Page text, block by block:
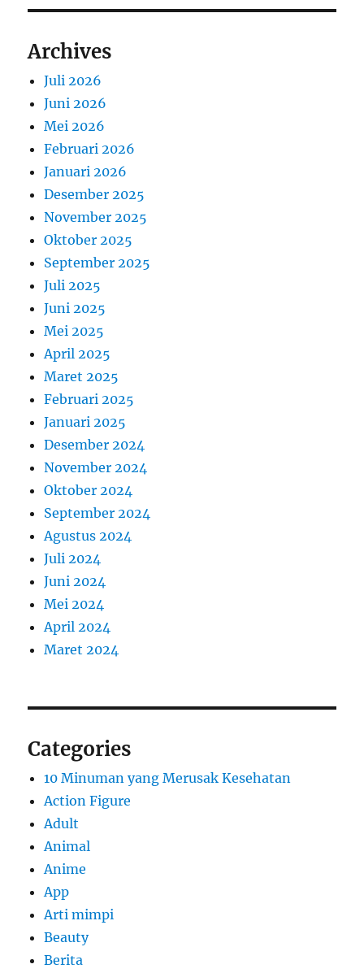
Archives
Juli 2026
Juni 2026
Mei 2026
Februari 2026
Januari 2026
Desember 2025
November 2025
Oktober 2025
September 2025
Juli 2025
Juni 2025
Mei 2025
April 2025
Maret 2025
Februari 2025
Januari 2025
Desember 2024
November 2024
Oktober 2024
September 2024
Agustus 2024
Juli 2024
Juni 2024
Mei 2024
April 2024
Maret 2024
Categories
10 Minuman yang Merusak Kesehatan
Action Figure
Adult
Animal
Anime
App
Arti mimpi
Beauty
Berita